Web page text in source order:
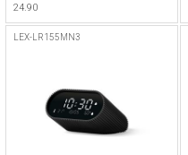
24.90
LEX-LR155MN3